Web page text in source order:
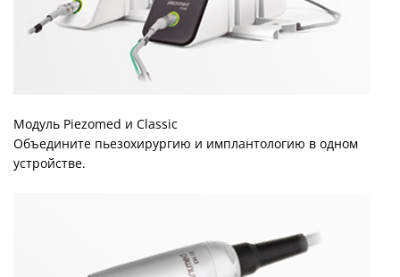
Модуль Piezomed и Classic
Объедините пьезохирургию и имплантологию в одном
устройстве.